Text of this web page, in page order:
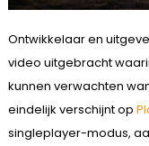
Ontwikkelaar en
video uitgebracht
kunnen verwachten
eindelijk verschijnt op
singleplayer-modus,